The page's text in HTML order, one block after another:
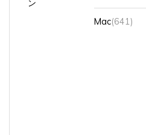
Mac(641)